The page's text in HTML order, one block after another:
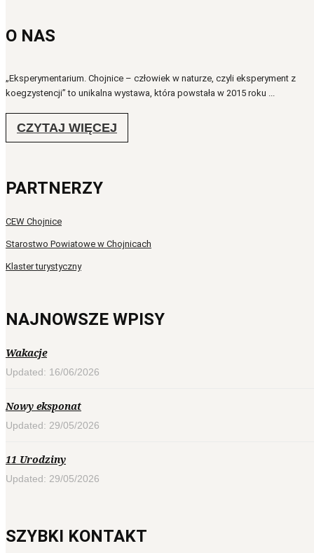
O NAS
„Eksperymentarium. Chojnice – człowiek w naturze, czyli eksperyment z
koegzystencji” to unikalna wystawa, która powstała w 2015 roku ...
CZYTAJ WIĘCEJ
PARTNERZY
CEW Chojnice
Starostwo Powiatowe w Chojnicach
Klaster turystyczny
NAJNOWSZE WPISY
Wakacje
Updated: 16/06/2026
Nowy eksponat
Updated: 29/05/2026
11 Urodziny
Updated: 29/05/2026
SZYBKI KONTAKT